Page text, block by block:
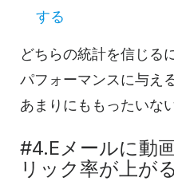
する
どちらの統計を信じる
パフォーマンスに与え
あまりにももったいない
#4.Eメールに動
リック率が 上がる